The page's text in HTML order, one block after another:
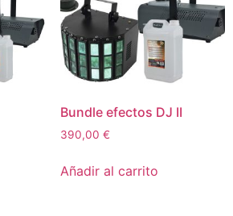
Bundle efectos DJ II
390,00 €
Añadir al carrito